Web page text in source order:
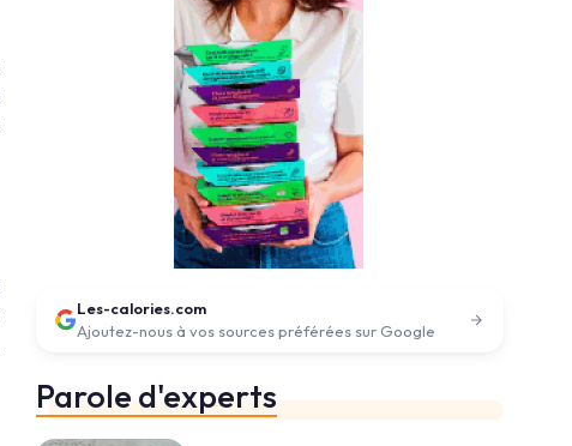
Les-calories.com
Ajoutez-nous à vos sources préférées sur Google
Parole d'experts